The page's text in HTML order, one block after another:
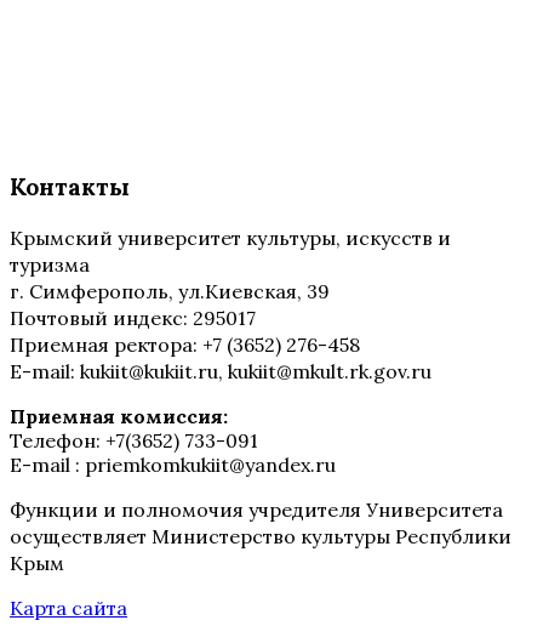
Контакты
Крымский университет культуры, искусств и
туризма
г. Симферополь, ул.Киевская, 39
Почтовый индекс: 295017
Приемная ректора: +7 (3652) 276-458
E-mail: kukiit@kukiit.ru, kukiit@mkult.rk.gov.ru
Приемная комиссия:
Телефон: +7(3652) 733-091
E-mail : priemkomkukiit@yandex.ru
Функции и полномочия учредителя Университета
осуществляет Министерство культуры Республики
Крым
Карта сайта